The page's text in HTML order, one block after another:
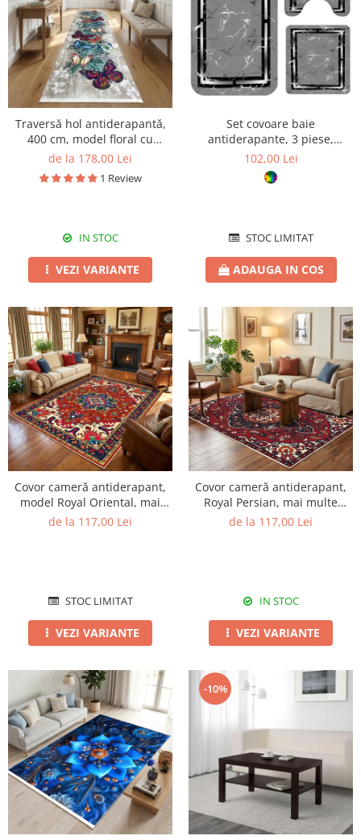
Traversă hol antiderapantă,
400 cm, model floral cu
fluturi, multicolor
de la 178,00 Lei
1 Review
IN STOC
VEZI VARIANTE
Set covoare baie
antiderapante, 3 piese,
design marmură modernă
102,00 Lei
STOC LIMITAT
ADAUGA IN COS
Covor cameră antiderapant,
model Royal Oriental, mai
multe dimensiuni
de la 117,00 Lei
STOC LIMITAT
VEZI VARIANTE
Covor cameră antiderapant,
Royal Persian, mai multe
dimensiuni
de la 117,00 Lei
IN STOC
VEZI VARIANTE
-10%